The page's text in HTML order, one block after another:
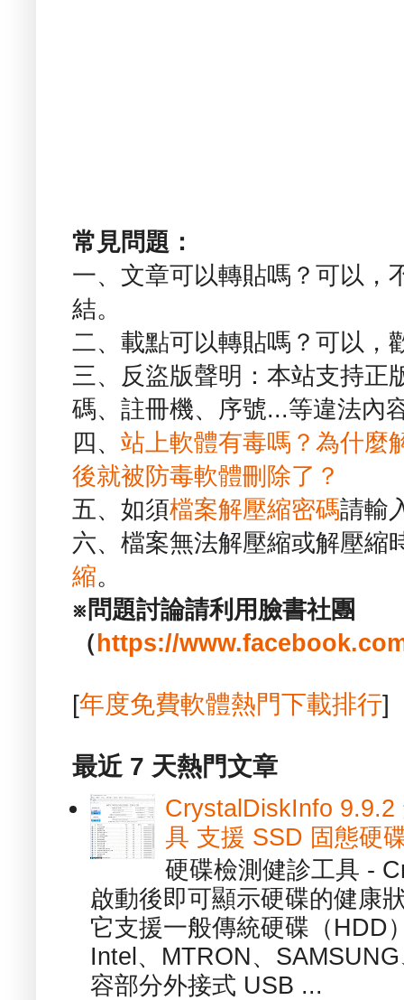
常見問題：
一、文章可以轉貼嗎？可以，
結。
二、載點可以轉貼嗎？可以，
三、反盜版聲明：本站支持正
碼、註冊機、序號...等違法內
四、 站上軟體有毒嗎？為什麼
後就被防毒軟體刪除了？
五、如須檔案解壓縮密碼請輸
六、檔案無法解壓縮或解壓縮
縮。
※問題討論請利用臉書社團
（ https://
[年度免費軟體熱門下載排行]
最近 7 天熱門文章
CrystalDiskInfo 9.9.2
具 支援 SSD 固態硬
硬碟檢測健診工具 -
啟動後即可顯示硬碟的健康
它支援一般傳統硬碟（HDD
Intel、MTRON、
容部分外接式 USB ...